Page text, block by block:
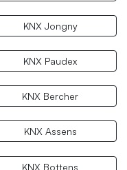
KNX Jongny
KNX Paudex
KNX Bercher
KNX Assens
KNX Bottens